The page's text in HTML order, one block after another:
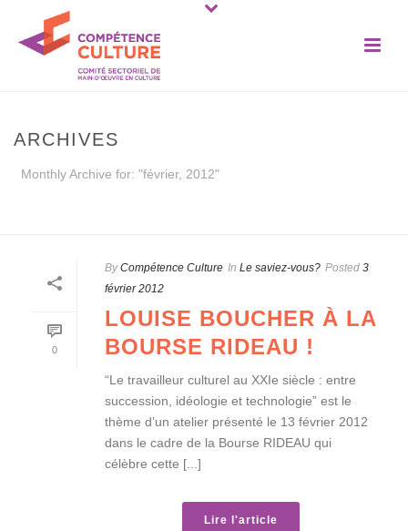
ARCHIVES
Monthly Archive for: "février, 2012"
0
By Compétence Culture In Le saviez-vous? Posted 3
février 2012
LOUISE BOUCHER À LA
BOURSE RIDEAU !
“Le travailleur culturel au XXIe siècle : entre
succession, idéologie et technologie” est le
thème d’un atelier présenté le 13 février 2012
dans le cadre de la Bourse RIDEAU qui
célèbre cette [...]
Lire l'article